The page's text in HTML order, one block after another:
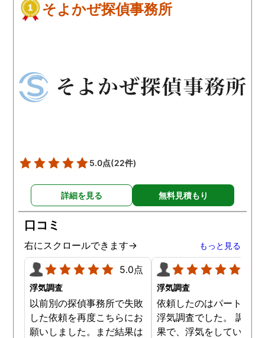
そよかぜ探偵事務所
5.0点(22件)
詳細を見る 無料見積もり
口コミ
右にスクロールできます→ もっと見る
5.0点
浮気調査
以前別の探偵事務所で失敗
した依頼を再度こちらにお
願いしました。まだ結果は
浮気調査
依頼したのはパートナー
浮気調査でした。 調査
果で、浮気をしていなか